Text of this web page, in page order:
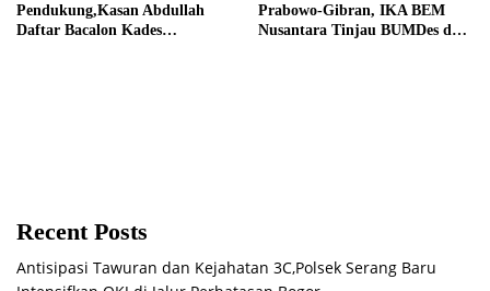
Pendukung,Kasan Abdullah
Daftar Bacalon Kades
Prabowo-Gibran, IKA BEM
Nusantara Tinjau BUMDes dan
Recent Posts
Antisipasi Tawuran dan Kejahatan 3C,Polsek Serang Baru